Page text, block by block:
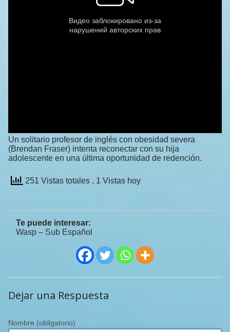
Un solitario profesor de inglés con obesidad severa
(Brendan Fraser) intenta reconectar con su hija
adolescente en una última oportunidad de redención.
251 Vistas totales , 1 Vistas hoy
Te puede interesar:
Wasp – Sub Español
Dejar una Respuesta
Nombre (obligatorio)